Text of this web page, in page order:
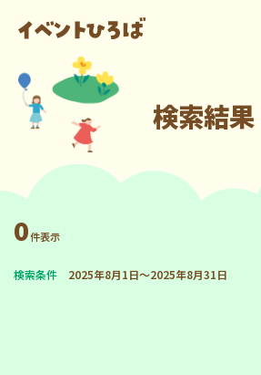
検索結果
0件表示
検索条件 2025年8月1日～2025年8月31日